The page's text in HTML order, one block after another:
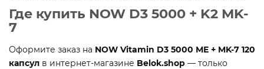
Где купить NOW D3 5000 + K2 MK-
7
Оформите заказ на NOW Vitamin D3 5000 МЕ + MK-7 120
капсул в интернет-магазине Belok.shop — только